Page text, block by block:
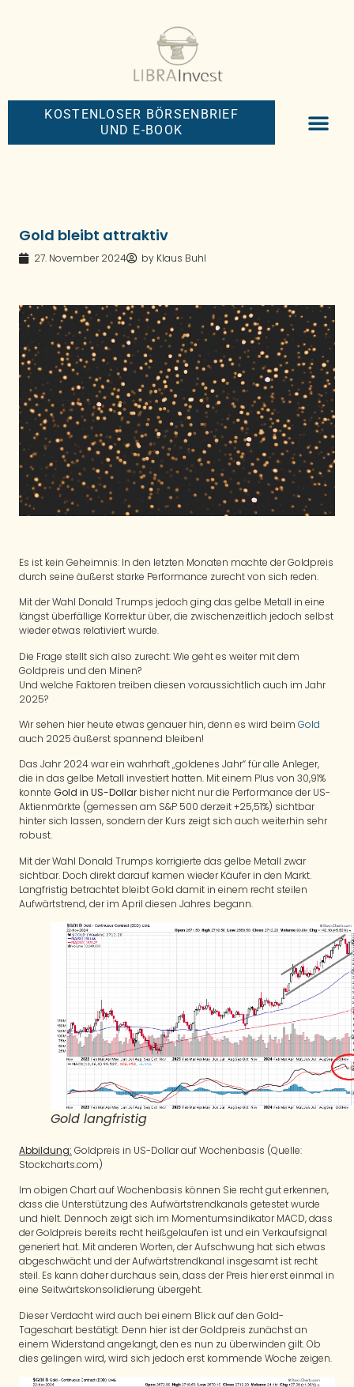
KOSTENLOSER BÖRSENBRIEF
UND E-BOOK
Gold bleibt attraktiv
27. November 2024 by Klaus Buhl
Es ist kein Geheimnis: In den letzten Monaten machte der Goldpreis
durch seine äußerst starke Performance zurecht von sich reden.
Mit der Wahl Donald Trumps jedoch ging das gelbe Metall in eine
längst überfällige Korrektur über, die zwischenzeitlich jedoch selbst
wieder etwas relativiert wurde.
Die Frage stellt sich also zurecht: Wie geht es weiter mit dem
Goldpreis und den Minen?
Und welche Faktoren treiben diesen voraussichtlich auch im Jahr
2025?
Wir sehen hier heute etwas genauer hin, denn es wird beim Gold
auch 2025 äußerst spannend bleiben!
Das Jahr 2024 war ein wahrhaft „goldenes Jahr“ für alle Anleger,
die in das gelbe Metall investiert hatten. Mit einem Plus von 30,91%
konnte Gold in US-Dollar bisher nicht nur die Performance der US-
Aktienmärkte (gemessen am S&P 500 derzeit +25,51%) sichtbar
hinter sich lassen, sondern der Kurs zeigt sich auch weiterhin sehr
robust.
Mit der Wahl Donald Trumps korrigierte das gelbe Metall zwar
sichtbar. Doch direkt darauf kamen wieder Käufer in den Markt.
Langfristig betrachtet bleibt Gold damit in einem recht steilen
Aufwärtstrend, der im April diesen Jahres begann.
Gold langfristig
Abbildung: Goldpreis in US-Dollar auf Wochenbasis (Quelle:
Stockcharts.com)
Im obigen Chart auf Wochenbasis können Sie recht gut erkennen,
dass die Unterstützung des Aufwärtstrendkanals getestet wurde
und hielt. Dennoch zeigt sich im Momentumsindikator MACD, dass
der Goldpreis bereits recht heißgelaufen ist und ein Verkaufsignal
generiert hat. Mit anderen Worten, der Aufschwung hat sich etwas
abgeschwächt und der Aufwärtstrendkanal insgesamt ist recht
steil. Es kann daher durchaus sein, dass der Preis hier erst einmal in
eine Seitwärtskonsolidierung übergeht.
Dieser Verdacht wird auch bei einem Blick auf den Gold-
Tageschart bestätigt. Denn hier ist der Goldpreis zunächst an
einem Widerstand angelangt, den es nun zu überwinden gilt. Ob
dies gelingen wird, wird sich jedoch erst kommende Woche zeigen.